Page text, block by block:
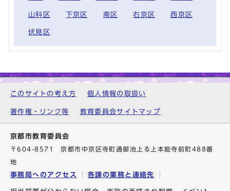
山科区 下京区 南区 右京区 西京区
伏見区
このサイトの考え方 個人情報の取扱い
著作権・リンク等 教育委員会サイトマップ
京都市教育委員会
〒604-8571 京都市中京区寺町通御池上る上本能寺前町488番
地
事務局へのアクセス 各課の業務と連絡先